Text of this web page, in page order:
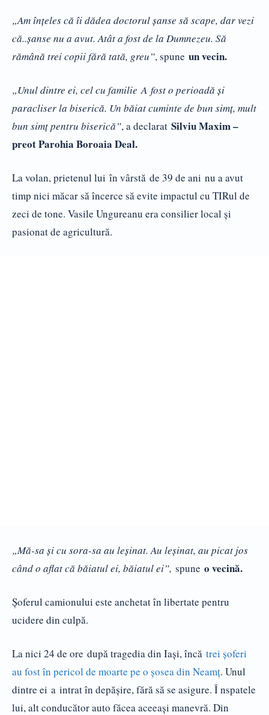
„Am înţeles că îi dădea doctorul şanse să scape, dar vezi
că..şanse nu a avut. Atât a fost de la Dumnezeu. Să
rămână trei copii fără tată, greu”, spune un vecin.
„Unul dintre ei, cel cu familie A fost o perioadă şi
paracliser la biserică. Un băiat cuminte de bun simţ, mult
bun simţ pentru biserică”, a declarat Silviu Maxim –
preot Parohia Boroaia Deal.
La volan, prietenul lui în vârstă de 39 de ani nu a avut
timp nici măcar să încerce să evite impactul cu TIRul de
zeci de tone. Vasile Ungureanu era consilier local şi
pasionat de agricultură.
„Mă-sa şi cu sora-sa au leşinat. Au leşinat, au picat jos
când o aflat că băiatul ei, băiatul ei”, spune o vecină.
Şoferul camionului este anchetat în libertate pentru
ucidere din culpă.
La nici 24 de ore după tragedia din Iaşi, încă trei şoferi
au fost în pericol de moarte pe o şosea din Neamţ. Unul
dintre ei a intrat în depăşire, fără să se asigure. Î nspatele
lui, alt conducător auto făcea aceeaşi manevră. Din